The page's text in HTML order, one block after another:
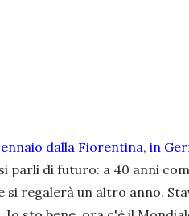
dalla Fiorentina, in
parli di futuro: a 40 anni
si regalerà un altro anno.